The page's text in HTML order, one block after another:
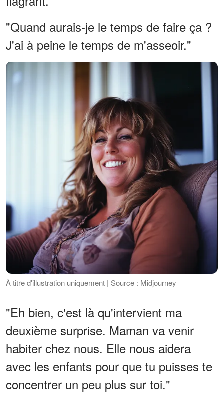
"Quand aurais-je le temps de faire ça ?
J'ai à peine le temps de m'asseoir."
À titre d'illustration uniquement | Source : Midjourney
"Eh bien, c'est là qu'intervient ma
deuxième surprise. Maman va venir
habiter chez nous. Elle nous aidera
avec les enfants pour que tu puisses te
concentrer un peu plus sur toi."